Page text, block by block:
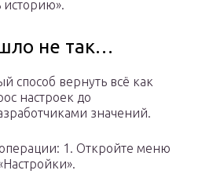
историю».
не так…
способ вернуть всё как
настроек до
значений.
1. Откройте меню